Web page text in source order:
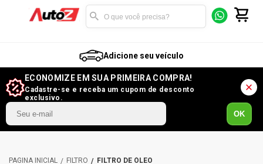
Adicione seu veículo
ECONOMIZE EM SUA PRIMEIRA COMPRA!
Cadastre-se e receba um cupom de desconto
exclusivo.
OK
FILTRO FILTRO DE ÓLEO